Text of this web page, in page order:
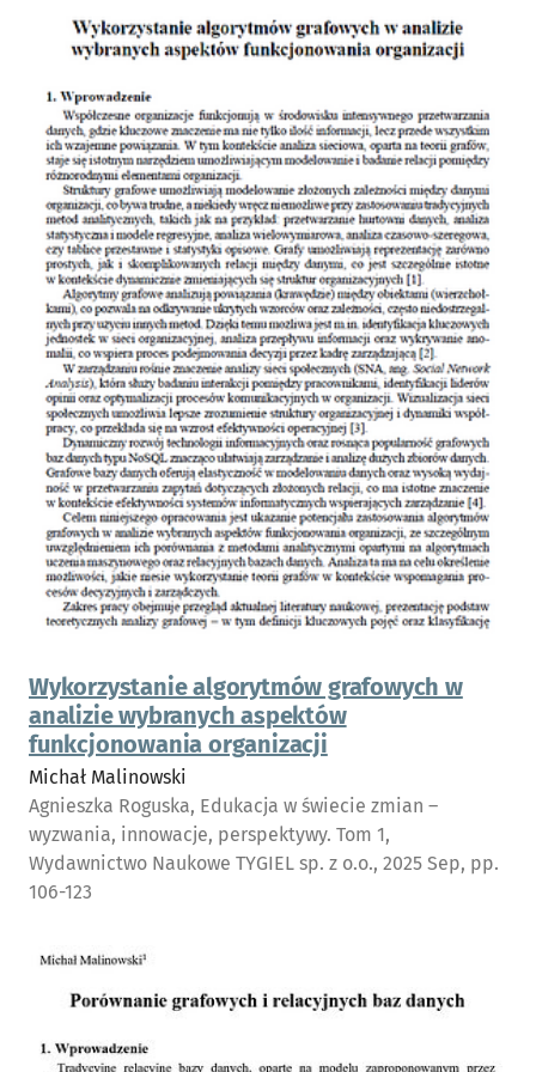
Wykorzystanie algorytmów grafowych w
analizie wybranych aspektów
funkcjonowania organizacji
Michał Malinowski
Agnieszka Roguska, Edukacja w świecie zmian –
wyzwania, innowacje, perspektywy. Tom 1,
Wydawnictwo Naukowe TYGIEL sp. z o.o., 2025 Sep, pp.
106-123